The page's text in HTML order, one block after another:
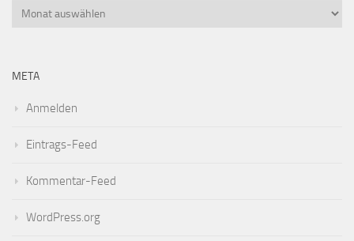
Archiv
META
Anmelden
Eintrags-Feed
Kommentar-Feed
WordPress.org